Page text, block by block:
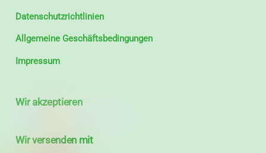
Datenschutzrichtlinien
Allgemeine Geschäftsbedingungen
Impressum
Wir akzeptieren
Wir versenden mit